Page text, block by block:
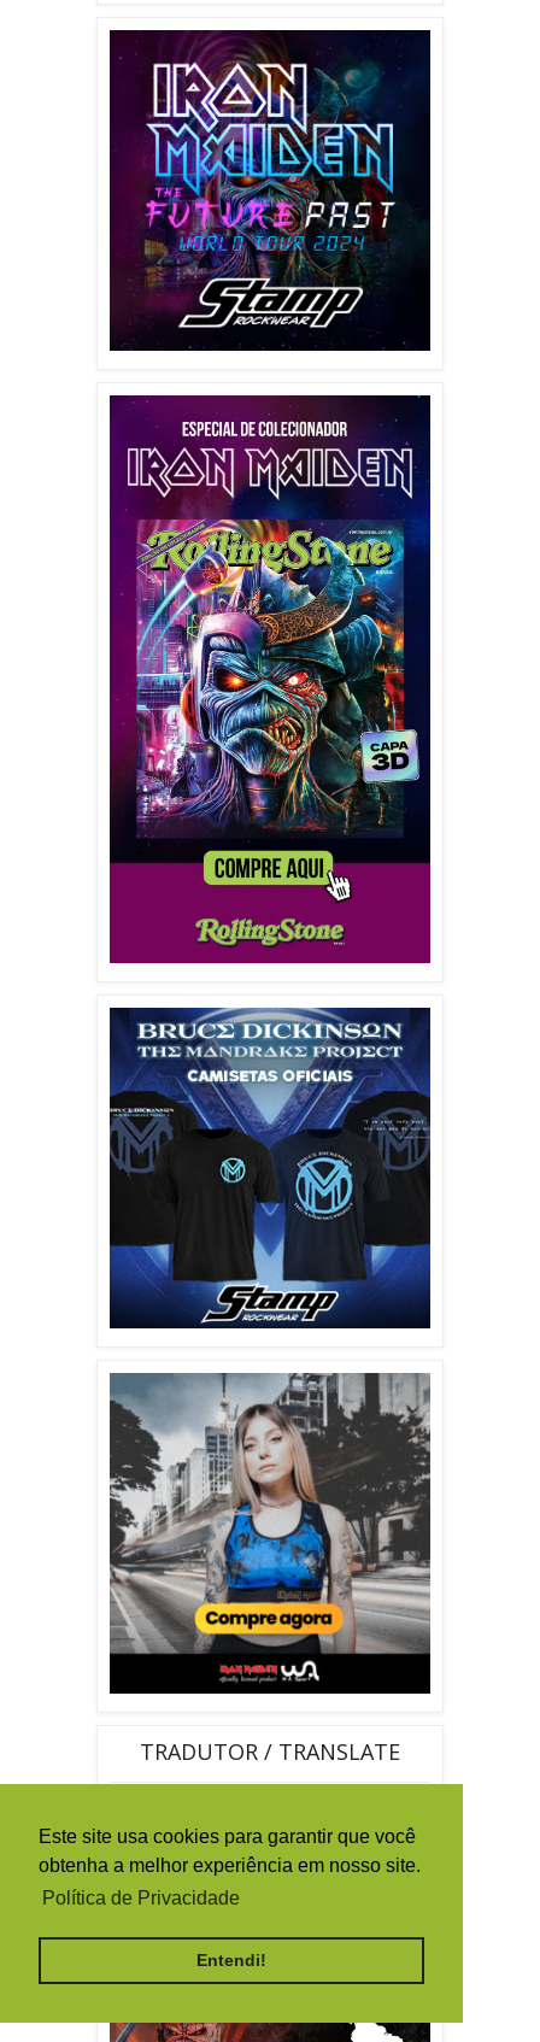
Este site usa cookies para garantir que você
obtenha a melhor experiência em nosso site.
Política de Privacidade
Entendi!
TRADUTOR / TRANSLATE
ByFerramentas Blog